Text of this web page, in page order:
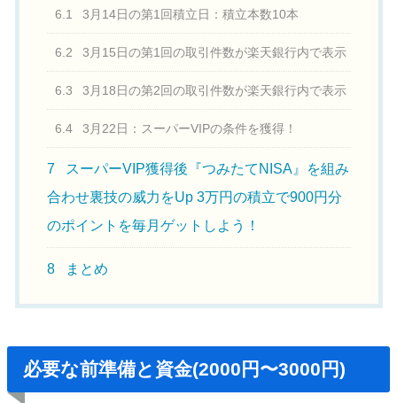
6.1 3月14日の第1回積立日：積立本数10本
6.2 3月15日の第1回の取引件数が楽天銀行内で表示
6.3 3月18日の第2回の取引件数が楽天銀行内で表示
6.4 3月22日：スーパーVIPの条件を獲得！
7
スーパーVIP獲得後『つみたてNISA』を組み
合わせ裏技の威力をUp 3万円の積立で900円分
のポイントを毎月ゲットしよう！
8 まとめ
必要な前準備と資金(2000円〜3000円)